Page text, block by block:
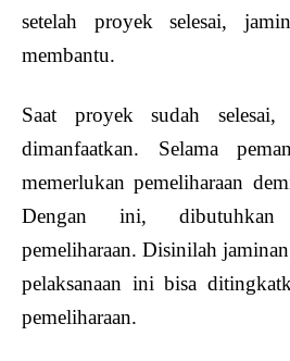
setelah proyek selesai,
membantu.
Saat proyek sudah
dimanfaatkan. Selama
memerlukan pemeliharaan
Dengan ini, dibutuhkan
pemeliharaan. Disinilah
pelaksanaan ini bisa
pemeliharaan.